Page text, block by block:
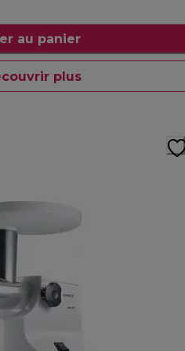
au panier
plus